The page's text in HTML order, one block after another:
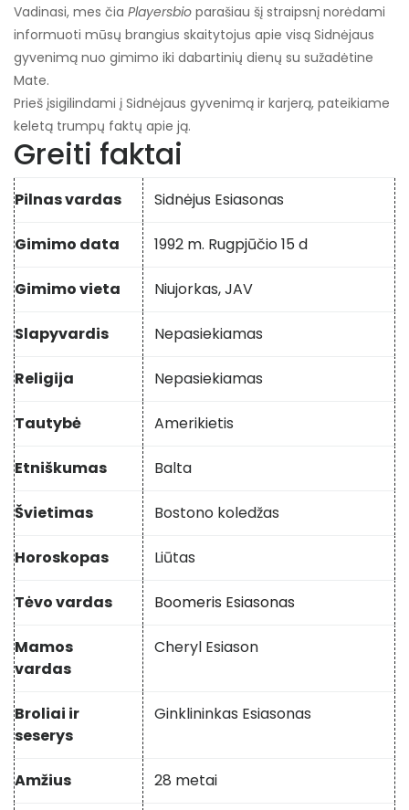
Vadinasi, mes čia Playersbio parašiau šį straipsnį norėdami
informuoti mūsų brangius skaitytojus apie visą Sidnėjaus
gyvenimą nuo gimimo iki dabartinių dienų su sužadėtine
Mate.
Prieš įsigilindami į Sidnėjaus gyvenimą ir karjerą, pateikiame
keletą trumpų faktų apie ją.
Greiti faktai
Pilnas vardas Sidnėjus Esiasonas
Gimimo data 1992 m. Rugpjūčio 15 d
Gimimo vieta Niujorkas, JAV
Slapyvardis Nepasiekiamas
Religija Nepasiekiamas
Tautybė Amerikietis
Etniškumas Balta
Švietimas Bostono koledžas
Horoskopas Liūtas
Tėvo vardas Boomeris Esiasonas
Mamos
vardas
Cheryl Esiason
Broliai ir
seserys
Ginklininkas Esiasonas
Amžius 28 metai